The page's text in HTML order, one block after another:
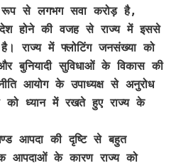
रूप से लगभग सवा करोड़ है,
होने की वजह से राज्य में इससे
राज्य में फ्लोटिंग जनसंख्या को
बुनियादी सुविधाओं के विकास की
आयोग के उपाध्यक्ष से अनुरोध
को ध्यान में रखते हुए राज्य के
आपदा की दृष्टि से बहुत
आपदाओं के कारण राज्य को